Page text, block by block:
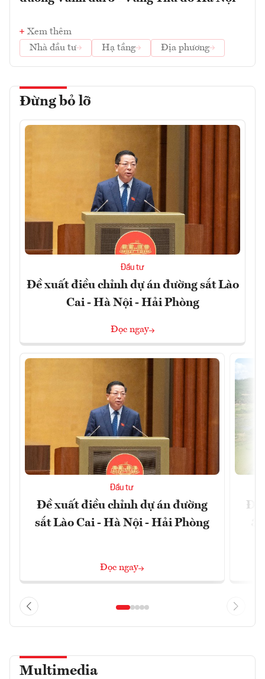
Xem thêm
Nhà đầu tư
Hạ tầng Địa phương
Đừng bỏ lỡ
Đầu tư
Đề xuất điều chỉnh dự án đường sắt Lào
Cai - Hà Nội - Hải Phòng
Đọc ngay
Đầu tư
Đề xuất điều chỉnh dự án đường
sắt Lào Cai - Hà Nội - Hải Phòng
Đọc ngay
Multimedia